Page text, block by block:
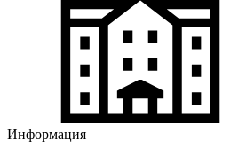
Информация